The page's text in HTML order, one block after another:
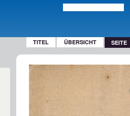
TITEL ÜBERSICHT SEITE